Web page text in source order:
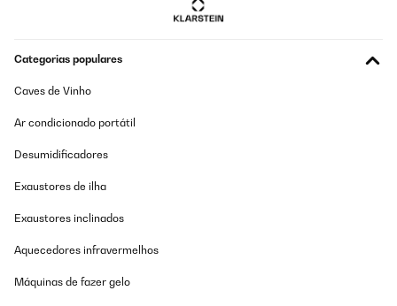
Categorias populares
Caves de Vinho
Ar condicionado portátil
Desumidificadores
Exaustores de ilha
Exaustores inclinados
Aquecedores infravermelhos
Máquinas de fazer gelo